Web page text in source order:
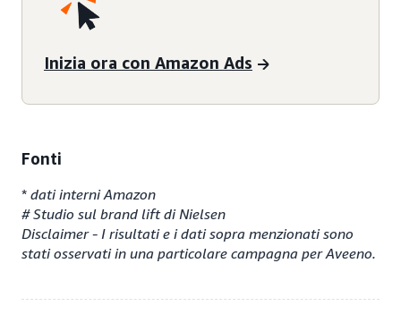
Inizia ora con Amazon Ads
Fonti
* dati interni Amazon
# Studio sul brand lift di Nielsen
Disclaimer - I risultati e i dati sopra menzionati sono
stati osservati in una particolare campagna per Aveeno.